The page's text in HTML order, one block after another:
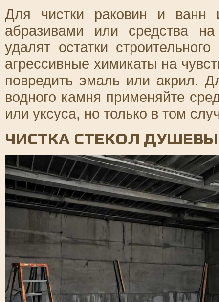
Для чистки раковин и ванн
абразивами или средства
удалят остатки
агрессивные химикаты на
повредить эмаль или акрил.
водного камня применяйте
или уксуса, но только в том
ЧИСТКА СТЕКОЛ